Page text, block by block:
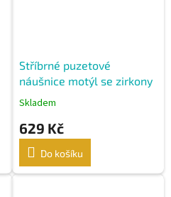
Stříbrné puzetové
náušnice motýl se zirkony
Skladem
629 Kč
Do košíku